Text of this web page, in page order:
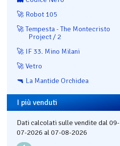
🚀 Robot 105
🚀 Tempesta - The Montecristo
Project / 2
🚀 IF 33. Mino Milani
🚀 Vetro
🔫 La Mantide Orchidea
I più venduti
Dati calcolati sulle vendite dal 09-
07-2026 al 07-08-2026